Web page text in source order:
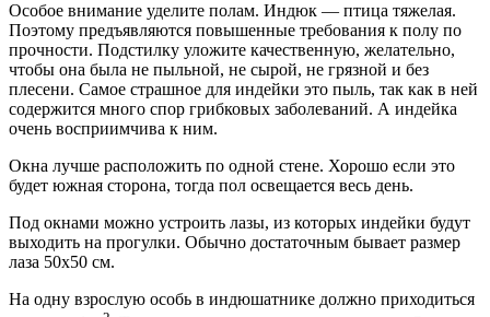
Особое внимание уделите полам. Индюк — птица тяжелая.
Поэтому предъявляются повышенные требования к полу по
прочности. Подстилку уложите качественную, желательно,
чтобы она была не пыльной, не сырой, не грязной и без
плесени. Самое страшное для индейки это пыль, так как в ней
содержится много спор грибковых заболеваний. А индейка
очень восприимчива к ним.
Окна лучше расположить по одной стене. Хорошо если это
будет южная сторона, тогда пол освещается весь день.
Под окнами можно устроить лазы, из которых индейки будут
выходить на прогулки. Обычно достаточным бывает размер
лаза 50х50 см.
На одну взрослую особь в индюшатнике должно приходиться